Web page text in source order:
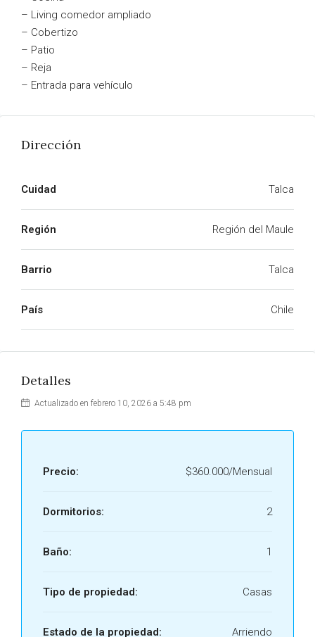
– Living comedor ampliado
– Cobertizo
– Patio
– Reja
– Entrada para vehículo
Dirección
Cuidad Talca
Región Región del Maule
Barrio Talca
País Chile
Detalles
Actualizado en febrero 10, 2026 a 5:48 pm
Precio: $360.000/Mensual
Dormitorios: 2
Baño: 1
Tipo de propiedad: Casas
Estado de la propiedad: Arriendo